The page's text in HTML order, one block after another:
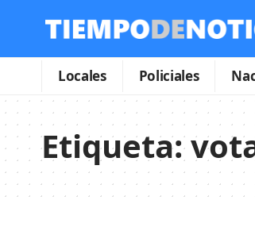
Locales Policiales
Etiqueta: